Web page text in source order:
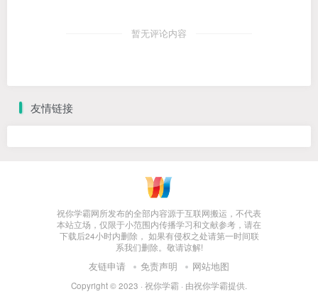
暂无评论内容
友情链接
祝你学霸网所发布的全部内容源于互联网搬运，不代表
本站立场，仅限于小范围内传播学习和文献参考，请在
下载后24小时内删除， 如果有侵权之处请第一时间联
系我们删除。敬请谅解!
友链申请 免责声明 网站地图
Copyright © 2023 · 祝你学霸 · 由祝你学霸提供.